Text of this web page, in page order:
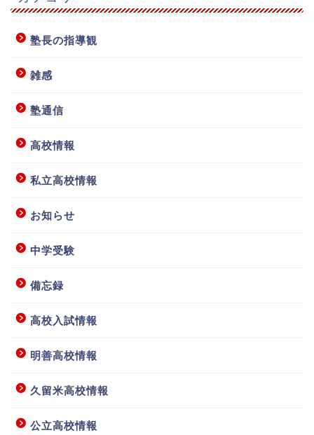
塾長の指導観
雑感
塾通信
高校情報
私立高校情報
お知らせ
中学受験
備忘録
高校入試情報
明善高校情報
久留米高校情報
公立高校情報